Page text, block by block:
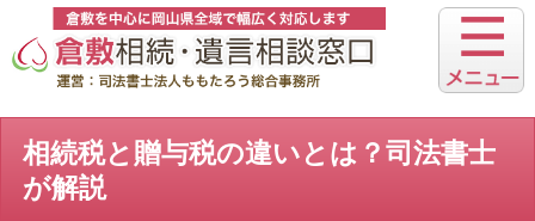
相続税と贈与税の違いとは？司法書士
が解説